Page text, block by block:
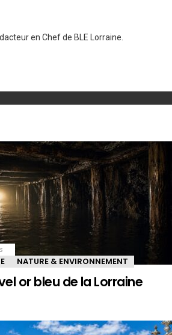
en Chef de BLE Lorraine.
NATURE & ENVIRONNEMENT
or bleu de la Lorraine